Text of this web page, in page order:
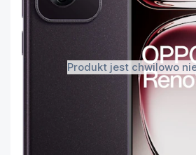
Produkt jest chwilowo